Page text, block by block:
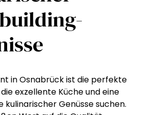
in Osnabrück ist die perfekte
exzellente Küche und eine
Genüsse suchen.